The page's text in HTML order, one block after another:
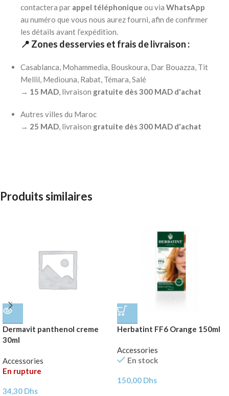
contactera par appel téléphonique ou via WhatsApp
au numéro que vous nous aurez fourni, afin de confirmer
les détails avant l’expédition.
📍 Zones desservies et frais de livraison :
Casablanca, Mohammedia, Bouskoura, Dar Bouazza, Tit
Mellil, Mediouna, Rabat, Témara, Salé
→ 15 MAD, livraison gratuite dès 300 MAD d'achat
Autres villes du Maroc
→ 25 MAD, livraison gratuite dès 300 MAD d'achat
Produits similaires
Dermavit panthenol creme
30ml
Accessories
En rupture
34,30 Dhs
Herbatint FF6 Orange 150ml
Accessories
En stock
150,00 Dhs